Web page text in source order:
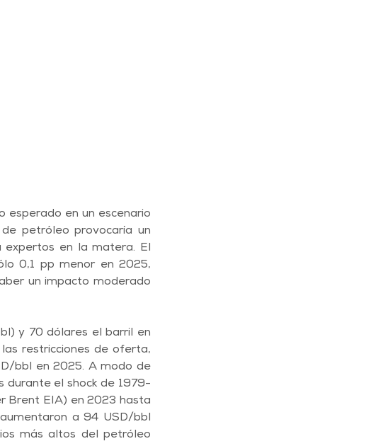
esperado en un escenario
petróleo provocaría un
expertos en la matera. El
0,1 pp menor en 2025,
un impacto moderado
y 70 dólares el barril en
restricciones de oferta,
bbl en 2025. A modo de
durante el shock de 1979-
Brent EIA) en 2023 hasta
a 94 USD/bbl
más altos del petróleo